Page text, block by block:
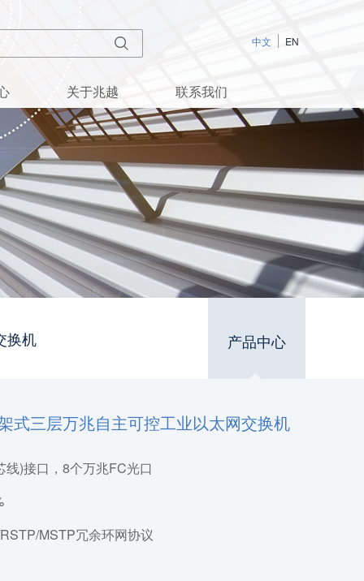
中文 EN
关于兆越 联系我们
换机 产品中心
式三层万兆自主可控工业以太网交换机
)接口，8个万兆FC光口
MSTP冗余环网协议